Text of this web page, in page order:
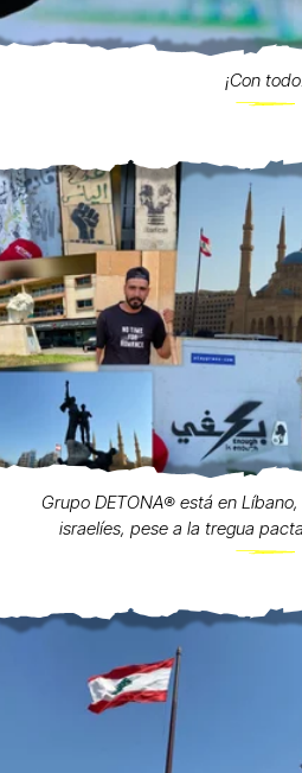
¡Con
Grupo DETONA®️ está en
israelíes, pese a la tregua